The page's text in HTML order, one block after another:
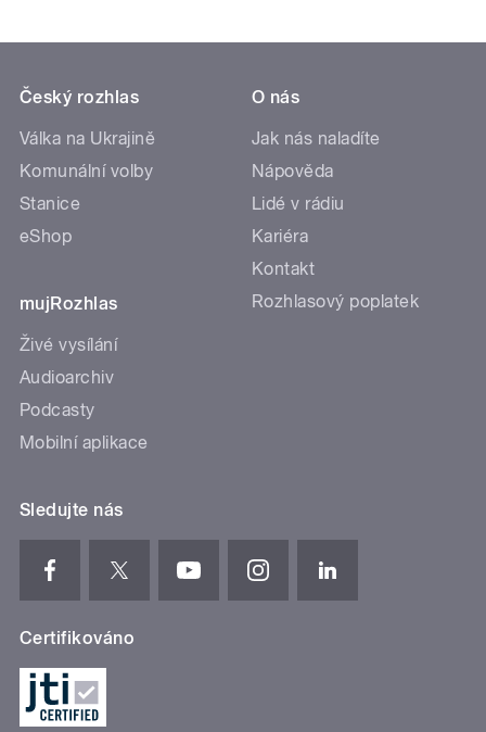
Český rozhlas
Válka na Ukrajině
Komunální volby
Stanice
eShop
mujRozhlas
Živé vysílání
Audioarchiv
Podcasty
Mobilní aplikace
O nás
Jak nás naladíte
Nápověda
Lidé v rádiu
Kariéra
Kontakt
Rozhlasový poplatek
Sledujte nás
Certifikováno